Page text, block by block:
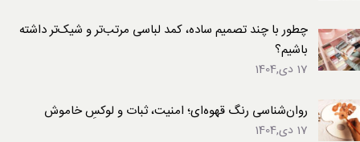
چطور با چند تصمیم ساده، کمد لباسی مرتب‌تر و شیک‌تر داشته
باشیم؟
17 دی,1404
روان‌شناسی رنگ قهوه‌ای؛ امنیت، ثبات و لوکسِ خاموش
17 دی,1404